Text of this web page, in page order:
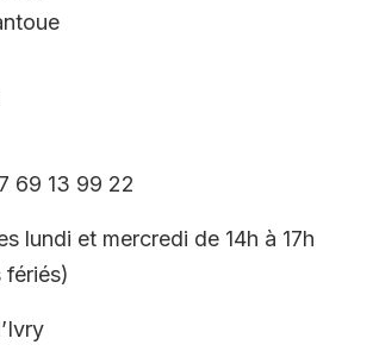
69 13 99 22
lundi et mercredi de 14h à 17h
fériés)